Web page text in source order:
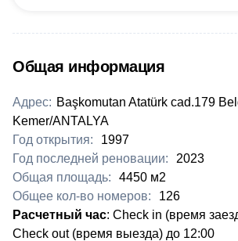
Общая информация
Адрес: Başkomutan Atatürk cad.179
Kemer/ANTALYA
Год открытия:
1997
Год последней реновации:
2023
Общая площадь:
4450 м2
Общее кол-во номеров:
126
Расчетный час: Check in (время
Check out (время выезда) до 12:00